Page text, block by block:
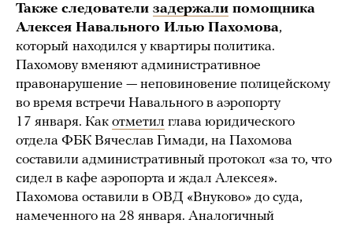
Также следователи задержали помощника
Алексея Навального Илью Пахомова,
который находился у квартиры политика.
Пахомову вменяют административное
правонарушение — неповиновение полицейскому
во время встречи Навального в аэропорту
17 января. Как отметил глава юридического
отдела ФБК Вячеслав Гимади, на Пахомова
составили административный протокол «за то, что
сидел в кафе аэропорта и ждал Алексея».
Пахомова оставили в ОВД «Внуково» до суда,
намеченного на 28 января. Аналогичный